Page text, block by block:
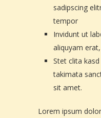
sadipscing
tempor
Invidunt ut
aliquyam
Stet clita
takimata
sit amet.
Lorem ipsum